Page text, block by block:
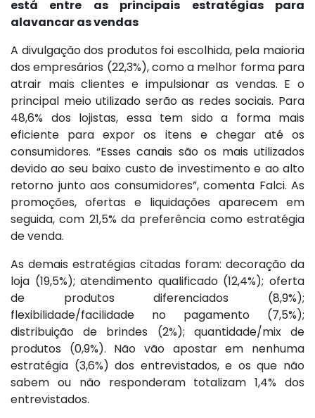
está entre as principais estratégias para
alavancar as vendas
A divulgação dos produtos foi escolhida, pela maioria
dos empresários (22,3%), como a melhor forma para
atrair mais clientes e impulsionar as vendas. E o
principal meio utilizado serão as redes sociais. Para
48,6% dos lojistas, essa tem sido a forma mais
eficiente para expor os itens e chegar até os
consumidores. “Esses canais são os mais utilizados
devido ao seu baixo custo de investimento e ao alto
retorno junto aos consumidores”, comenta Falci. As
promoções, ofertas e liquidações aparecem em
seguida, com 21,5% da preferência como estratégia
de venda.
As demais estratégias citadas foram: decoração da
loja (19,5%); atendimento qualificado (12,4%); oferta
de produtos diferenciados (8,9%);
flexibilidade/facilidade no pagamento (7,5%);
distribuição de brindes (2%); quantidade/mix de
produtos (0,9%). Não vão apostar em nenhuma
estratégia (3,6%) dos entrevistados, e os que não
sabem ou não responderam totalizam 1,4% dos
entrevistados.